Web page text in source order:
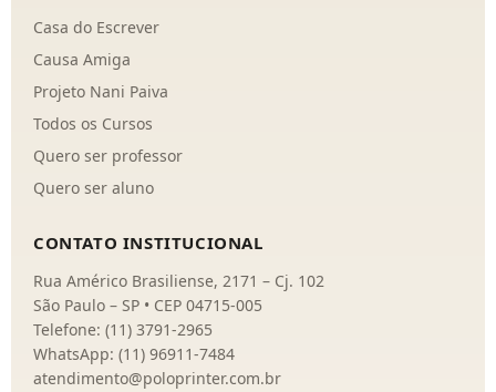
Casa do Escrever
Causa Amiga
Projeto Nani Paiva
Todos os Cursos
Quero ser professor
Quero ser aluno
CONTATO INSTITUCIONAL
Rua Américo Brasiliense, 2171 – Cj. 102
São Paulo – SP • CEP 04715-005
Telefone: (11) 3791-2965
WhatsApp: (11) 96911-7484
atendimento@poloprinter.com.br